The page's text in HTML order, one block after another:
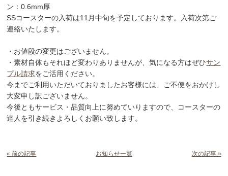
ン：0.6mm厚
SSコースターの入荷は11月中旬を予定しております。入荷次第ご
連絡いたします。
・お値段の変更はございません。
・素材自体もそれほど変わりありませんが、気になる方はぜひサン
プル請求をご活用ください。
今までご利用いただいておりましたお客様には、ご不便をおかけし
大変申し訳ございません。
今後ともサービス・品質向上に努めていりますので、コースターの
達人を引き続きよろしくお願い致します。
« 前の記事 お知らせ一覧 次の記事 »